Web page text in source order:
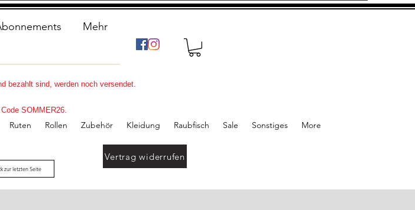
Mehr
Ruten Rollen Zubehör Kleidung Raubfisch Sale Sonstiges More
bezahlt sind, werden noch versendet.
SOMMER26.
Vertrag widerrufen
zur letzten Seite